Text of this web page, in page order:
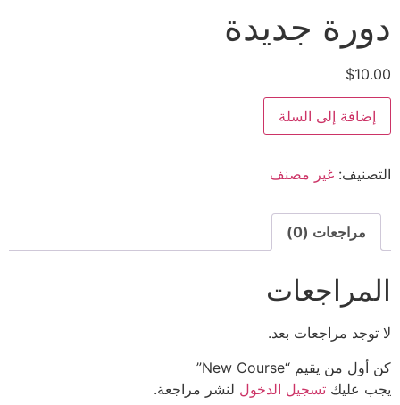
دورة جديدة
$10.00
إضافة إلى السلة
التصنيف: غير مصنف
مراجعات (0)
المراجعات
لا توجد مراجعات بعد.
كن أول من يقيم “New Course”
يجب عليك تسجيل الدخول لنشر مراجعة.